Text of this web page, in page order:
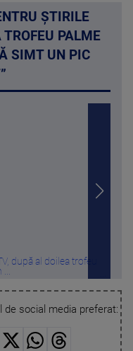
ȘTIRILE
TROFEU PALME
SIMT UN PIC
după al doilea trofeu
...
social media preferat: